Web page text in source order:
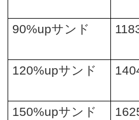
90%upサンド
120%upサンド
150%upサンド